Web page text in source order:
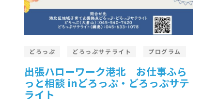
どろっぷ どろっぷサテライト プログラム
出張ハローワーク港北 お仕事ふら
っと相談 inどろっぷ・どろっぷサテ
ライト